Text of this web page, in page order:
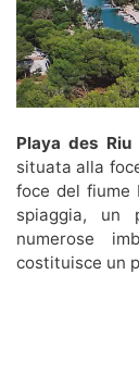
Playa des Riu
situata alla
foce del fiume
spiaggia, un
numerose
costituisce un